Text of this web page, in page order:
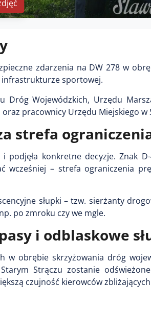
zdarzenia na DW 278 w
infrastrukturze sportowej.
Wojewódzkich, Urzędu
pracownicy Urzędu Miejskiego w
strefa
podjęła konkretne decyzje. Znak
wcześniej – strefa ograniczenia
słupki – tzw. sierżanty
po zmroku czy we mgle.
i odblaskowe
w obrębie skrzyżowania dróg
Strączu zostanie
czujność kierowców